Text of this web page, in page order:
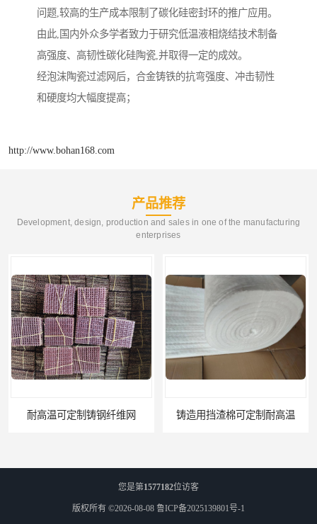
问题,较高的生产成本限制了碳化硅密封环的推广应用。
由此,国内外众多学者致力于研究低温液相烧结技术制备
高强度、高韧性碳化硅陶瓷,并取得一定的成效。
经泡沫陶瓷过滤网后，合金铸铁的抗弯强度、冲击韧性
和硬度均大幅度提高；
http://www.bohan168.com
产品推荐
Development, design, production and sales in one of the manufacturing
enterprises
铸造用挡渣棉可定制耐高温 西安铸造过滤网
您是第1577182位访客
版权所有 ©2026-08-08 鲁ICP备2025139801号-1